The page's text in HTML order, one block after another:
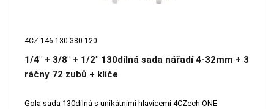
4CZ-146-130-380-120
1/4" + 3/8" + 1/2" 130dílná sada nářadí 4-32mm + 3
ráčny 72 zubů + klíče
Gola sada 130dílná s unikátními hlavicemi 4CZech ONE